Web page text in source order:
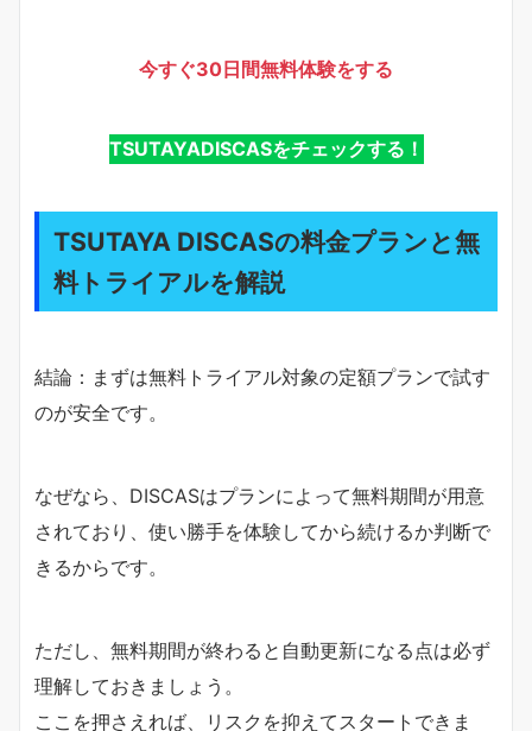
今すぐ30日間無料体験をする
TSUTAYADISCASをチェックする！
TSUTAYA DISCASの料金プランと無
料トライアルを解説
結論：まずは無料トライアル対象の定額プランで試す
のが安全です。
なぜなら、DISCASはプランによって無料期間が用意
されており、使い勝手を体験してから続けるか判断で
きるからです。
ただし、無料期間が終わると自動更新になる点は必ず
理解しておきましょう。
ここを押さえれば、リスクを抑えてスタートできま